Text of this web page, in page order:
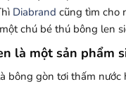
Diabrand cũng tìm cho
chú bé thú bông len
là một sản phẩm
bông gòn tơi thấm nước